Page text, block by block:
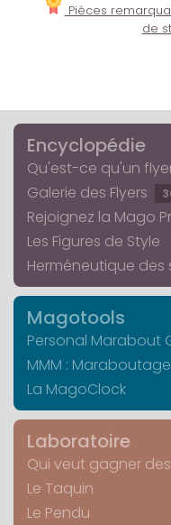
Pièces
de
Encyclopédie
Qu'est-ce qu'un
Galerie des Flyers
Rejoignez la Mago
Les Figures de Style
Herméneutique des
Magotools
Personal Marabout
MMM :
La MagoClock
Laboratoire
Qui veut gagner
Le Taquin
Le Pendu